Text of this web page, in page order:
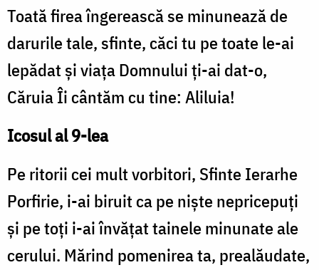
Toată firea îngerească se minunează de
darurile tale, sfinte, căci tu pe toate le-ai
lepădat și viața Domnului ți-ai dat-o,
Căruia Îi cântăm cu tine: Aliluia!
Icosul al 9-lea
Pe ritorii cei mult vorbitori, Sfinte Ierarhe
Porfirie, i-ai biruit ca pe niște nepricepuți
și pe toți i-ai învățat tainele minunate ale
cerului. Mărind pomenirea ta, prealăudate,